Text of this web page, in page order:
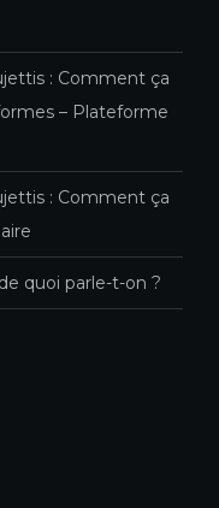
: Comment ça
– Plateforme
: Comment ça
quoi parle-t-on ?